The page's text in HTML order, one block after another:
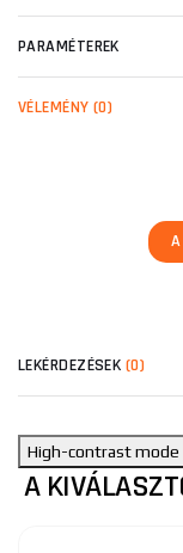
PARAMÉTEREK
VÉLEMÉNY (0)
LEKÉRDEZÉSEK (0)
High-contrast mode
A